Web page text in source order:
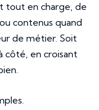
tout en charge, de
contenus quand
de métier. Soit
côté, en croisant